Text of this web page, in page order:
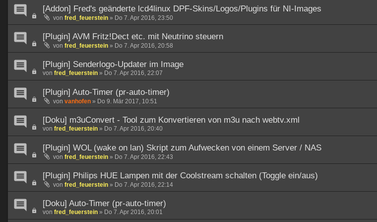
[Addon] Fred's geänderte lcd4linux DPF-Skins/Logos/Plugins für NI-Images
von fred_feuerstein » Do 7. Apr 2016, 23:50
[Plugin] AVM Fritz!Dect etc. mit Neutrino steuern
von fred_feuerstein » Do 7. Apr 2016, 20:58
[Plugin] Senderlogo-Updater im Image
von fred_feuerstein » Do 7. Apr 2016, 22:07
[Plugin] Auto-Timer (pr-auto-timer)
von vanhofen » Do 9. Mär 2017, 10:51
[Doku] m3uConvert - Tool zum Konvertieren von m3u nach webtv.xml
von fred_feuerstein » Do 7. Apr 2016, 20:40
[Plugin] WOL (wake on lan) Skript zum Aufwecken von einem Server / NAS
von fred_feuerstein » Do 7. Apr 2016, 22:43
[Plugin] Philips HUE Lampen mit der Coolstream schalten (Toggle ein/aus)
von fred_feuerstein » Do 7. Apr 2016, 22:14
[Doku] Auto-Timer (pr-auto-timer)
von fred_feuerstein » Do 7. Apr 2016, 20:01